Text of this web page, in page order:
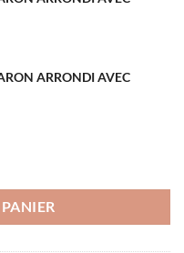
ARRONDI AVEC